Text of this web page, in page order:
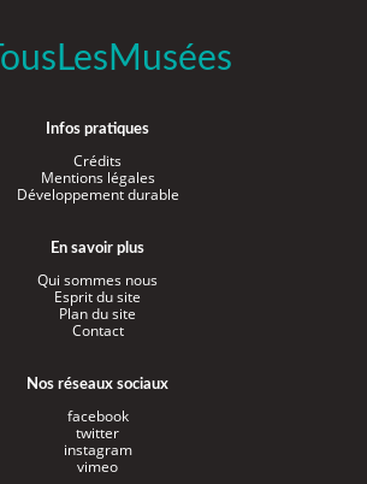
TousLesMusées
Infos pratiques
Crédits
Mentions légales
Développement durable
En savoir plus
Qui sommes nous
Esprit du site
Plan du site
Contact
Nos réseaux sociaux
facebook
twitter
instagram
vimeo